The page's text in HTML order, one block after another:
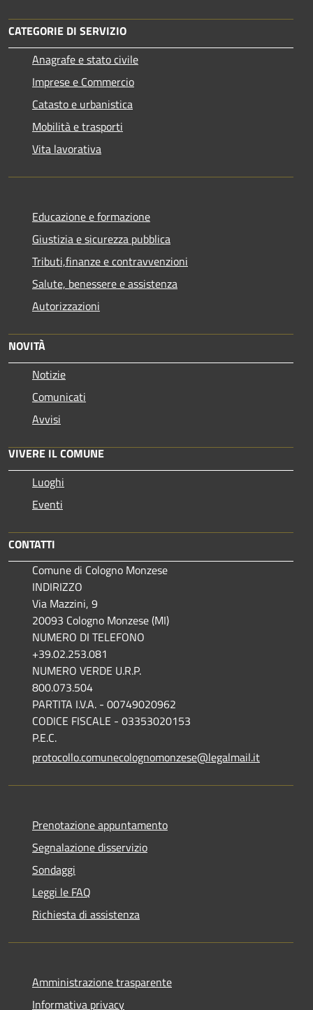
CATEGORIE DI SERVIZIO
Anagrafe e stato civile
Imprese e Commercio
Catasto e urbanistica
Mobilità e trasporti
Vita lavorativa
Educazione e formazione
Giustizia e sicurezza pubblica
Tributi,finanze e contravvenzioni
Salute, benessere e assistenza
Autorizzazioni
NOVITÀ
Notizie
Comunicati
Avvisi
VIVERE IL COMUNE
Luoghi
Eventi
CONTATTI
Comune di Cologno Monzese
INDIRIZZO
Via Mazzini, 9
20093 Cologno Monzese (MI)
NUMERO DI TELEFONO
+39.02.253.081
NUMERO VERDE U.R.P.
800.073.504
PARTITA I.V.A. - 00749020962
CODICE FISCALE - 03353020153
P.E.C.
protocollo.comunecolognomonzese@legalmail.it
Prenotazione appuntamento
Segnalazione disservizio
Sondaggi
Leggi le FAQ
Richiesta di assistenza
Amministrazione trasparente
Informativa privacy